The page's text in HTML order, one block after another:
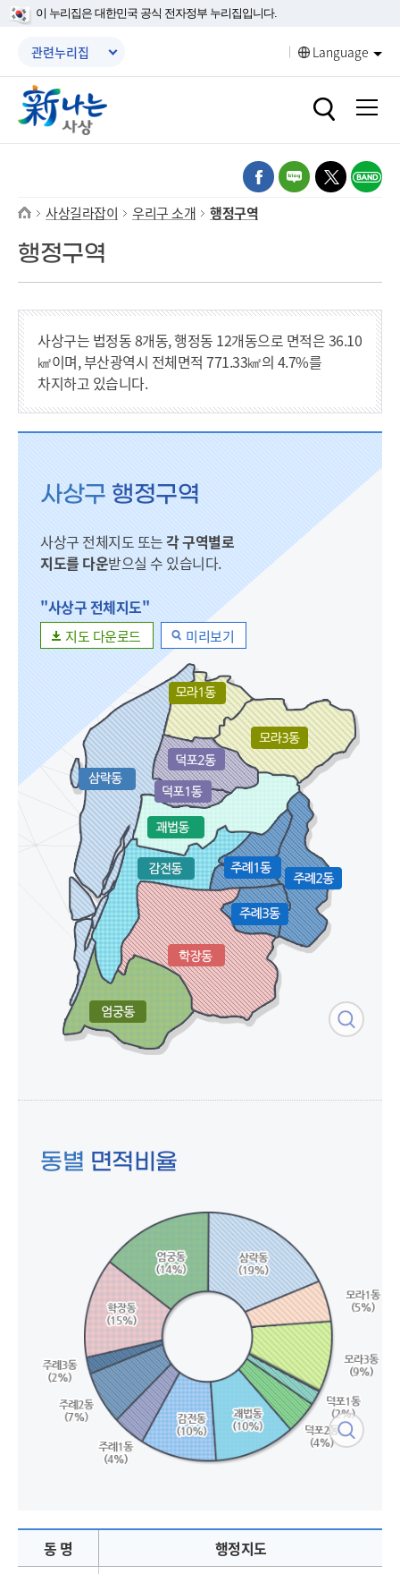
본문 바로가기
메인메뉴 바로가기
이 누리집은 대한민국 공식 전자정부 누리집입니다.
관련누리집 Language
열기
열기
열기
사상길라잡이 우리구 소개 행정구역
행정구역
사상구는 법정동 8개동, 행정동 12개동으로 면적은 36.10
㎢이며, 부산광역시 전체면적 771.33㎢의 4.7%를
차지하고 있습니다.
사상구 행정구역
사상구 전체지도 또는각 구역별로
지도를 다운받으실 수 있습니다.
"사상구 전체지도"
지도 다운로드 미리보기
동별 면적비율
동 명
행정지도